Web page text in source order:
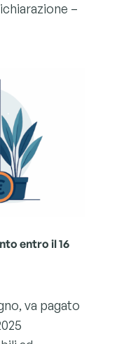
–
entro il 16
va pagato